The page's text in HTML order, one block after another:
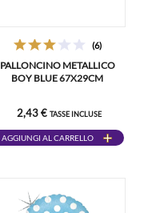
(6)
PALLONCINO METALLICO
BOY BLUE 67X29CM
2,43 € TASSE INCLUSE
AGGIUNGI AL CARRELLO